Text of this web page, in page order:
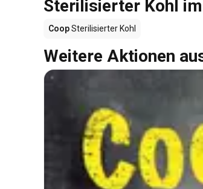
Sterilisierter Kohl
CoopSterilisierter Kohl
Weitere Aktionen